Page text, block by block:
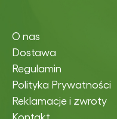
O nas
Dostawa
Regulamin
Polityka Prywatności
Reklamacje i zwroty
Kontakt